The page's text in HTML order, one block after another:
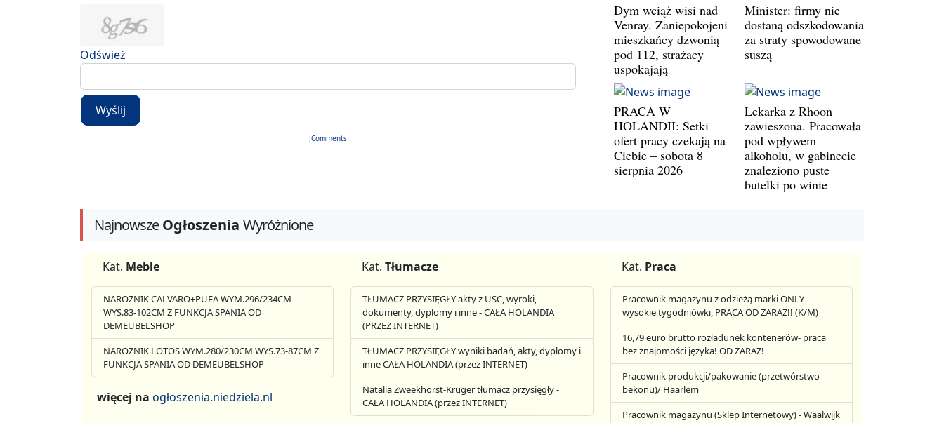
Odśwież
Wyślij
JComments
Dym wciąż wisi nad
Venray. Zaniepokojeni
mieszkańcy dzwonią
pod 112, strażacy
uspokajają
Minister: firmy nie
dostaną odszkodowania
za straty spowodowane
suszą
PRACA W
HOLANDII: Setki
ofert pracy czekają na
Ciebie – sobota 8
sierpnia 2026
Lekarka z Rhoon
zawieszona. Pracowała
pod wpływem
alkoholu, w gabinecie
znaleziono puste
butelki po winie
NajnowszeOgłoszenia Wyróżnione
Kat. Meble
NAROŻNIK CALVARO+PUFA WYM.296/234CM
WYS.83-102CM Z FUNKCJA SPANIA OD
DEMEUBELSHOP
NAROŻNIK LOTOS WYM.280/230CM WYS.73-87CM Z
FUNKCJA SPANIA OD DEMEUBELSHOP
więcej na ogłoszenia.niedziela.nl
Kat. Tłumacze
TŁUMACZ PRZYSIĘGŁY akty z USC, wyroki,
dokumenty, dyplomy i inne - CAŁA HOLANDIA
(PRZEZ INTERNET)
TŁUMACZ PRZYSIĘGŁY wyniki badań, akty, dyplomy i
inne CAŁA HOLANDIA (przez INTERNET)
Natalia Zweekhorst-Krüger tłumacz przysięgły -
CAŁA HOLANDIA (przez INTERNET)
Kat. Praca
Pracownik magazynu z odzieżą marki ONLY -
wysokie tygodniówki, PRACA OD ZARAZ!! (K/M)
16,79 euro brutto rozładunek kontenerów- praca
bez znajomości języka! OD ZARAZ!
Pracownik produkcji/pakowanie (przetwórstwo
bekonu)/ Haarlem
Pracownik magazynu (Sklep Internetowy) - Waalwijk